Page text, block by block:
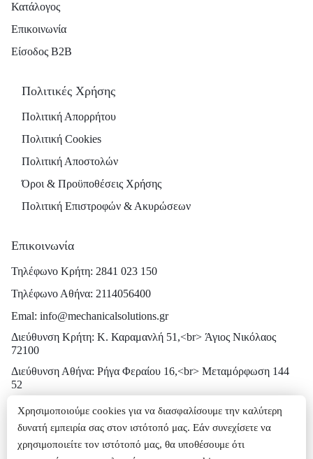
Κατάλογος
Επικοινωνία
Είσοδος B2B
Πολιτικές Χρήσης
Πολιτική Απορρήτου
Πολιτική Cookies
Πολιτική Αποστολών
Όροι & Προϋποθέσεις Χρήσης
Πολιτική Επιστροφών & Ακυρώσεων
Επικοινωνία
Τηλέφωνο Κρήτη: 2841 023 150
Τηλέφωνο Αθήνα: 2114056400
Emal: info@mechanicalsolutions.gr
Διεύθυνση Κρήτη: Κ. Καραμανλή 51,<br> Άγιος Νικόλαος
72100
Διεύθυνση Αθήνα: Ρήγα Φεραίου 16,<br> Μεταμόρφωση 144
52
ⓒ Κατασκευή Β2Β eShop | GetConnected
Χρησιμοποιούμε cookies για να διασφαλίσουμε την καλύτερη
δυνατή εμπειρία σας στον ιστότοπό μας. Εάν συνεχίσετε να
χρησιμοποιείτε τον ιστότοπό μας, θα υποθέσουμε ότι